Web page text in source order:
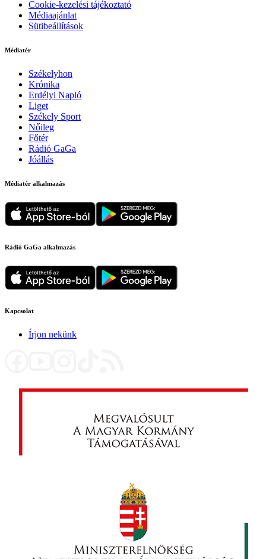
Cookie-kezelési tájékoztató
Médiaajánlat
Sütibeállítások
Médiatér
Székelyhon
Krónika
Erdélyi Napló
Liget
Székely Sport
Nőileg
Főtér
Rádió GaGa
Jóállás
Médiatér alkalmazás
Rádió GaGa alkalmazás
Kapcsolat
Írjon nekünk